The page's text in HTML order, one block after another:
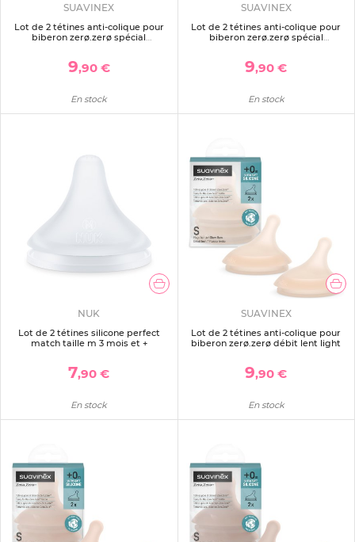
SUAVINEX
Lot de 2 tétines anti-colique pour
biberon zerø.zerø spécial
9,90 €
En stock
SUAVINEX
Lot de 2 tétines anti-colique pour
biberon zerø.zerø spécial
9,90 €
En stock
NUK
Lot de 2 tétines silicone perfect
match taille m 3 mois et +
7,90 €
En stock
SUAVINEX
Lot de 2 tétines anti-colique pour
biberon zerø.zerø débit lent light
9,90 €
En stock